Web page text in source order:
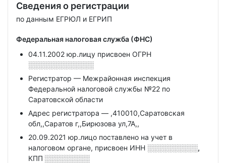
Сведения о регистрации
по данным ЕГРЮЛ и ЕГРИП
Федеральная налоговая служба (ФНС)
04.11.2002 юр.лицу присвоен ОГРН
░░░░░░░░░░░░░
Регистратор — Межрайонная инспекция
Федеральной налоговой службы №22 по
Саратовской области
Адрес регистратора — ,410010,Саратовская
обл,,Саратов г,,Бирюзова ул,7А,,
20.09.2021 юр.лицо поставлено на учет в
налоговом органе, присвоен ИНН ░░░░░░░░░░,
КПП ░░░░░░░░░